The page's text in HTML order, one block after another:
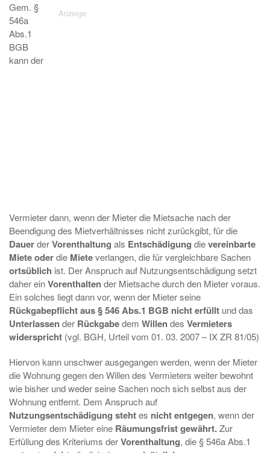
Gem. §
546a
Abs.1
BGB
kann der
Vermieter dann, wenn der Mieter die Mietsache nach der
Beendigung des Mietverhältnisses nicht zurückgibt, für die
DauerderVorenthaltung als Entschädigung dievereinbarte
Mieteoderdie Mieteverlangen, die für vergleichbare Sachen
ortsüblich ist. Der Anspruch auf Nutzungsentschädigung setzt
daher einVorenthaltender Mietsache durch den Mieter voraus.
Ein solches liegt dann vor, wenn der Mieter seine
Rückgabepflicht aus § 546 Abs.1 BGB nicht erfüllt und das
Unterlassender Rückgabedem Willendes Vermieters
widerspricht (vgl. BGH, Urteil vom 01. 03. 2007 – IX ZR 81/05)
Hiervon kann unschwer ausgegangen werden, wenn der Mieter
die Wohnung gegen den Willen des Vermieters weiter bewohnt
wie bisher und weder seine Sachen noch sich selbst aus der
Wohnung entfernt. Dem Anspruch auf
Nutzungsentschädigung stehtes nicht entgegen, wenn der
Vermieter dem Mieter eine Räumungsfrist gewährt.Zur
Erfüllung des Kriteriums derVorenthaltung, die § 546a Abs.1